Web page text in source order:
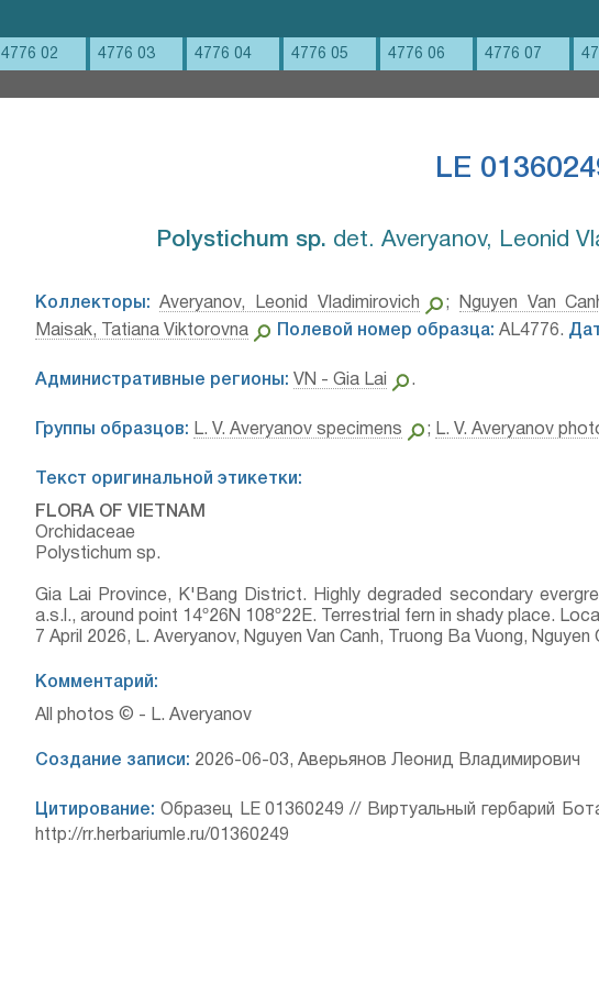
4776 02 4776 03 4776 04 4776 05 4776 06 4776 07
LE
Polystichum sp.⁣ det. Averyanov, Leonid
Коллекторы: Averyanov, Leonid Vladimirovich ; Nguyen Van
Maisak, Tatiana Viktorovna
Полевой номер образца: AL4776.
Административные регионы: VN - Gia Lai .
Группы образцов: L. V. Averyanov specimens ; L. V. Averyanov
Текст оригинальной этикетки:
FLORA OF VIETNAM
Orchidaceae
Polystichum sp.
Gia Lai Province, K'Bang District. Highly degraded secondary
a.s.l., around point 14º26N 108º22E. Terrestrial fern in shady place.
7 April 2026, L. Averyanov, Nguyen Van Canh, Truong Ba Vuong,
Комментарий:
All photos © - L. Averyanov
Создание записи: 2026-06-03, Аверьянов Леонид Владимирович
Цитирование: Образец LE 01360249 // Виртуальный гербарий
http://rr.herbariumle.ru/01360249